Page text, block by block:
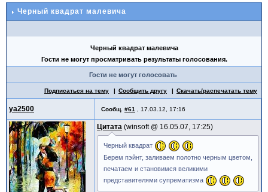
Черный квадрат малевича
Черный квадрат малевича
Гости не могут просматривать результаты голосования.
Гости не могут голосовать
Подписаться на тему Сообщить другу Скачать/распечатать тему
ya2500 Сообщ. #61 17.03.12, 17:16
Цитата winsoft @ 16.05.07, 17:25
Черный квадрат
Берем пэйнт, заливаем полотно черным цветом,
печатаем и становимся великими
представителями супрематизма